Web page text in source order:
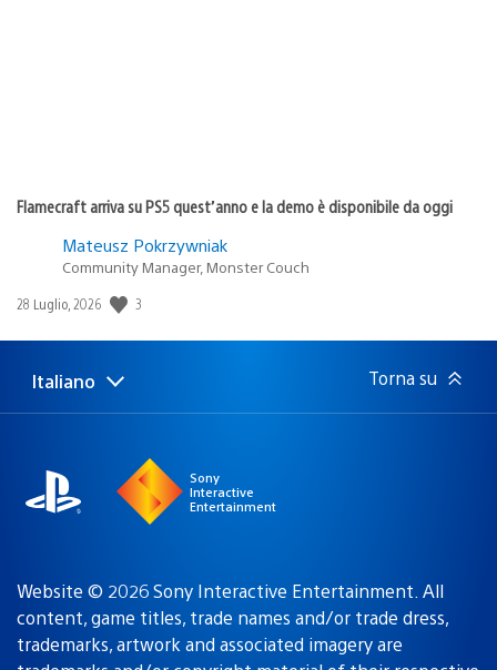
Flamecraft arriva su PS5 quest’anno e la demo è disponibile da oggi
Mateusz Pokrzywniak
Community Manager, Monster Couch
Data
pubblicazione:
28 Luglio, 2026 3
Seleziona
una
Regione
attuale:
Italiano Torna su
Sony
Interactive
Entertainment
Website © 2026 Sony Interactive Entertainment. All
content, game titles, trade names and/or trade dress,
trademarks, artwork and associated imagery are